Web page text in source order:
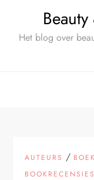
Het blog over
AUTEURS /
BOOKRECENSIES